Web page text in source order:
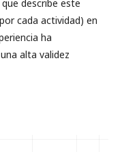
describe este
cada actividad) en
ha
alta validez